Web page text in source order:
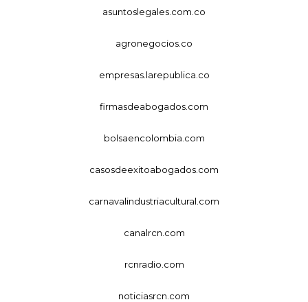
asuntoslegales.com.co
agronegocios.co
empresas.larepublica.co
firmasdeabogados.com
bolsaencolombia.com
casosdeexitoabogados.com
carnavalindustriacultural.com
canalrcn.com
rcnradio.com
noticiasrcn.com